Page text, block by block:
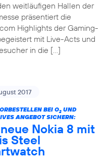
weitläufigen Hallen der
präsentiert die
Highlights der Gaming-
mit Live-Acts und
in die […]
2017
BEI O2UND
ANGEBOT SICHERN:
Nokia 8 mit
Steel